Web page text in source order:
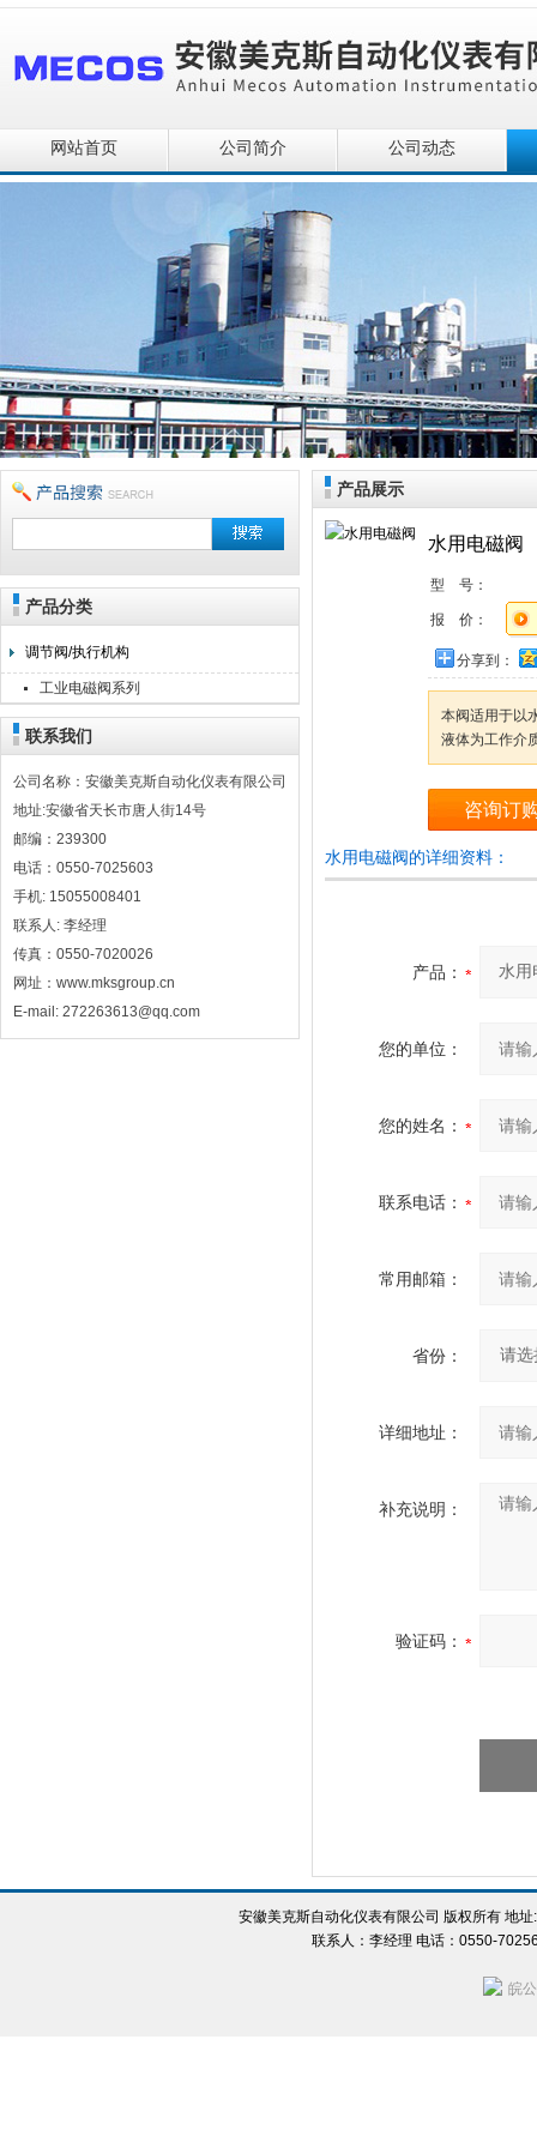
安徽美克斯自动化仪表有限公司
网站首页 公司简介 公司动态
产品分类
调节阀/执行机构
工业电磁阀系列
联系我们
公司名称：安徽美克斯自动化仪表有限公司
地址:安徽省天长市唐人街14号
邮编：239300
电话：0550-7025603
手机: 15055008401
联系人: 李经理
传真：0550-7020026
网址：www.mksgroup.cn
E-mail: 272263613@qq.com
产品展示
水用电磁阀
型 号：
报 价：
分享到：
本阀适用于以
液体为工作介
咨询订
水用电磁阀的详细资料：
产品：
您的单位：
您的姓名：
联系电话：
常用邮箱：
省份：
详细地址：
补充说明：
验证码：
安徽美克斯自动化仪表有限公司 版权所有 地
联系人：李经理 电话：0550-
皖